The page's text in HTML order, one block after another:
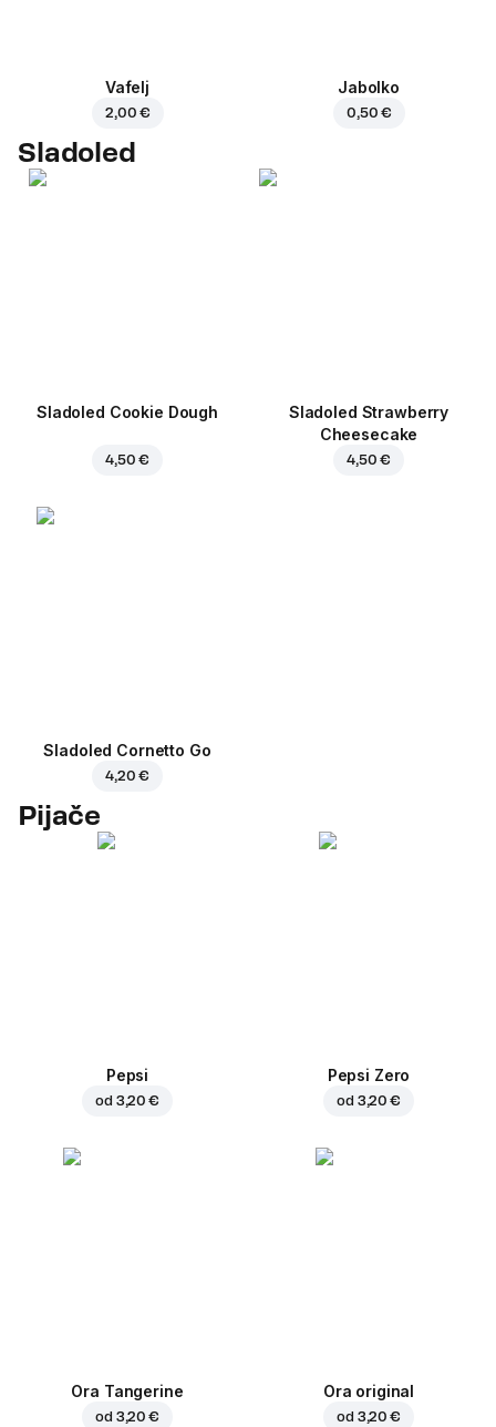
Vafelj
2,00 €
Jabolko
0,50 €
Sladoled
Sladoled Cookie Dough
4,50 €
Sladoled Strawberry
Cheesecake
4,50 €
Sladoled Cornetto Go
4,20 €
Pijače
Pepsi
od 3,20 €
Pepsi Zero
od 3,20 €
Ora Tangerine
od 3,20 €
Ora original
od 3,20 €